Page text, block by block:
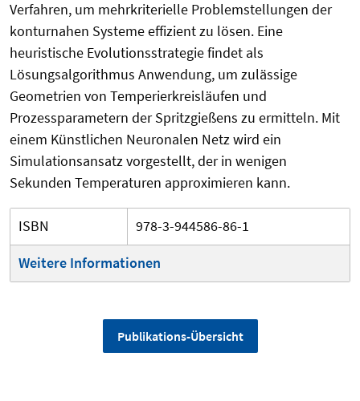
Verfahren, um mehrkriterielle Problemstellungen der
konturnahen Systeme effizient zu lösen. Eine
heuristische Evolutionsstrategie findet als
Lösungsalgorithmus Anwendung, um zulässige
Geometrien von Temperierkreisläufen und
Prozessparametern der Spritzgießens zu ermitteln. Mit
einem Künstlichen Neuronalen Netz wird ein
Simulationsansatz vorgestellt, der in wenigen
Sekunden Temperaturen approximieren kann.
ISBN
978-3-944586-86-1
Weitere Informationen
Publikations-Übersicht